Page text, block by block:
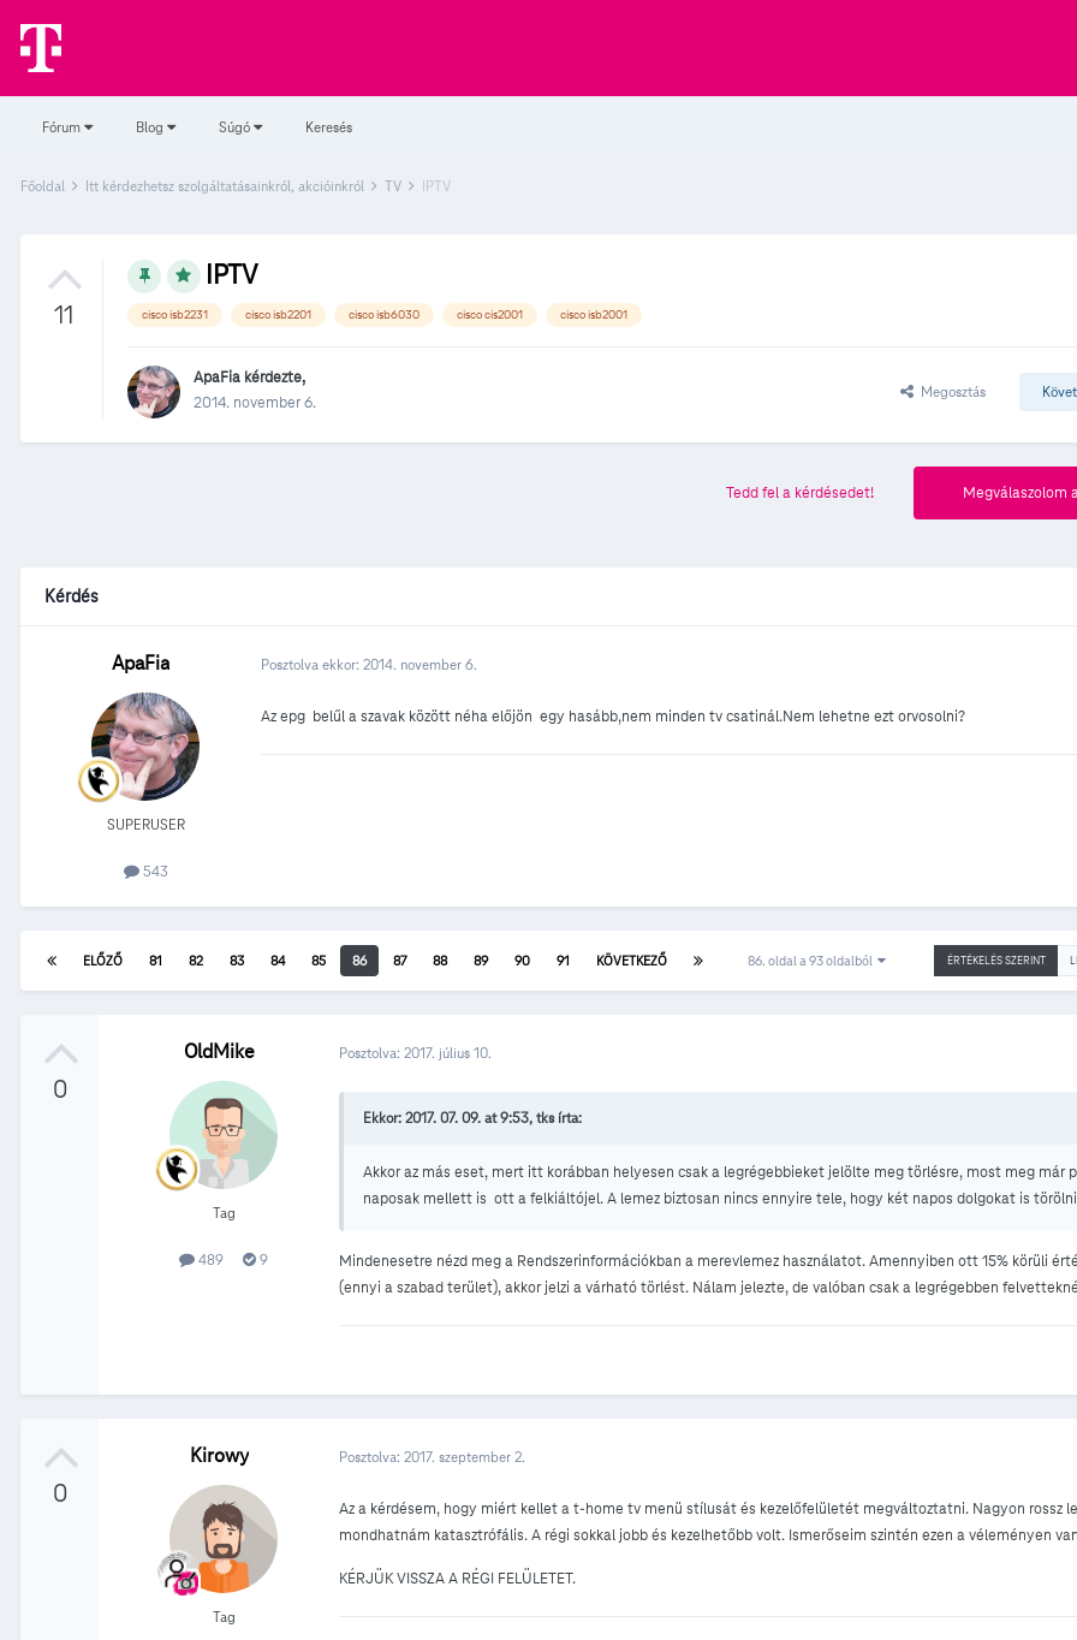
Fórum Blog Súgó Keresés
Főoldal Itt kérdezhetsz szolgáltatásainkról, akcióinkról TV IPTV
11
IPTV
cisco isb2231 cisco isb2201 cisco isb6030 cisco cis2001 cisco isb2001
ApaFia kérdezte,
2014. november 6.
Megosztás
Megválaszolom
Tedd fel a kérdésedet!
Kérdés
ApaFia
SUPERUSER
543
Posztolva ekkor: 2014. november 6.
Az epg belűl a szavak között néha előjön egy hasább,nem minden tv csatinál.Nem lehetne ezt orvosolni?
ÉRTÉKELÉS SZERINT
ELŐZŐ 81 82 83 84 85 86 87 88 89 90 91 KÖVETKEZŐ 86. oldal a 93 oldalból
0
OldMike
Tag
489 9
Posztolva: 2017. július 10.
Ekkor: 2017. 07. 09. at 9:53, tks írta:
Akkor az más eset, mert itt korábban helyesen csak a legrégebbieket jelölte meg törlésre, most meg már
naposak mellett is ott a felkiáltójel. A lemez biztosan nincs ennyire tele, hogy két napos dolgokat is
Mindenesetre nézd meg a Rendszerinformációkban a merevlemez használatot. Amennyiben ott 15% körüli
(ennyi a szabad terület), akkor jelzi a várható törlést. Nálam jelezte, de valóban csak a legrégebben
0
Kirowy
Tag
Posztolva: 2017. szeptember 2.
Az a kérdésem, hogy miért kellet a t-home tv menü stílusát és kezelőfelületét megváltoztatni. Nagyon rossz
mondhatnám katasztrófális. A régi sokkal jobb és kezelhetőbb volt. Ismerőseim szintén ezen a véleményen
KÉRJÜK VISSZA A RÉGI FELÜLETET.